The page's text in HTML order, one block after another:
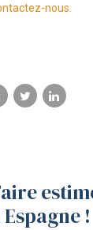
nous.
!